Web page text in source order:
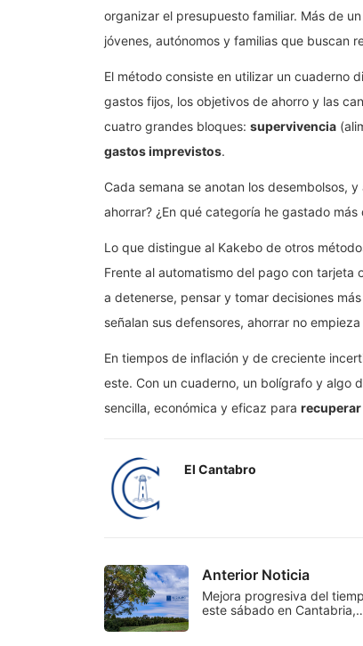
organizar el presupuesto familiar. Más de
jóvenes, autónomos y familias que buscan
El método consiste en utilizar un cuaderno
gastos fijos, los objetivos de ahorro y las
cuatro grandes bloques: supervivencia
gastos imprevistos.
Cada semana se anotan los desembolsos,
ahorrar? ¿En qué categoría he gastado
Lo que distingue al Kakebo de otros
Frente al automatismo del pago con tarjeta
a detenerse, pensar y tomar decisiones
señalan sus defensores, ahorrar no
En tiempos de inflación y de creciente
este. Con un cuaderno, un bolígrafo y algo
sencilla, económica y eficaz para
El Cantabro
Anterior Noticia
Mejora progresiva del
este sábado en